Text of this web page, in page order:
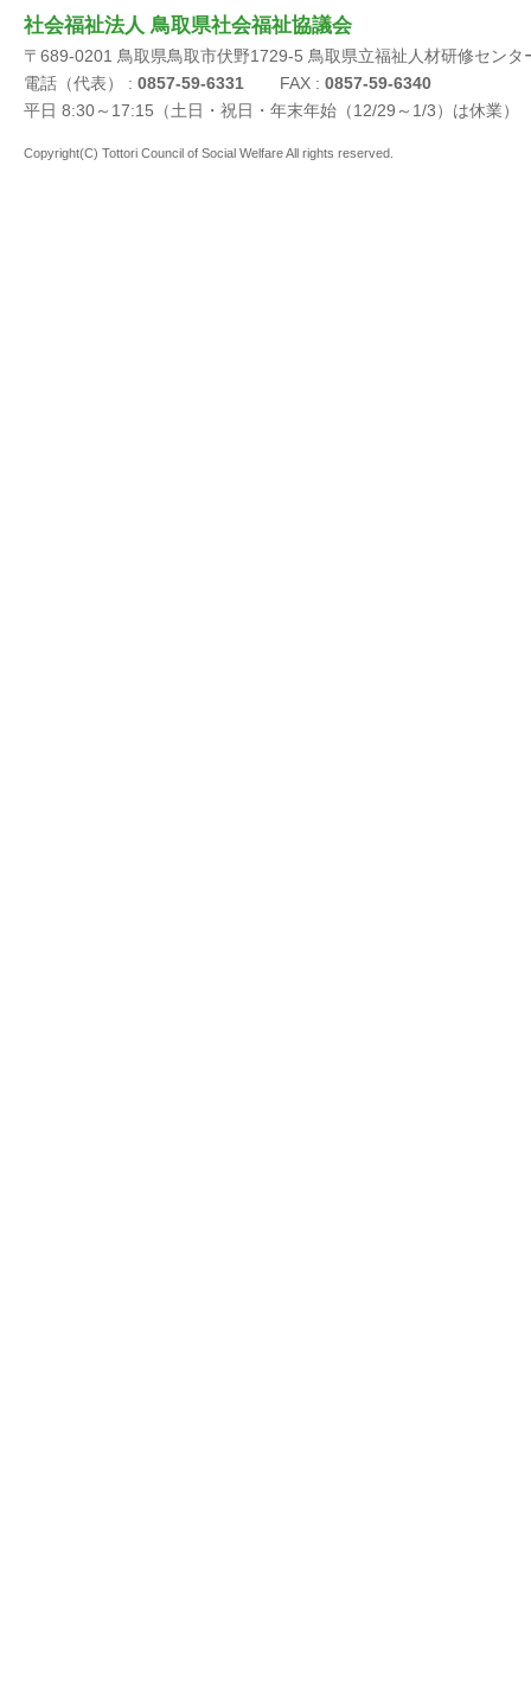
社会福祉法人 鳥取県社会福祉協議会
〒689-0201 鳥取県鳥取市伏野1729-5 鳥取県立福祉人材研修センタ
電話（代表） : 0857-59-6331 FAX : 0857-59-6340
平日 8:30～17:15（土日・祝日・年末年始（12/29～1/3）は休業）
Copyright(C) Tottori Council of Social Welfare All rights reserved.